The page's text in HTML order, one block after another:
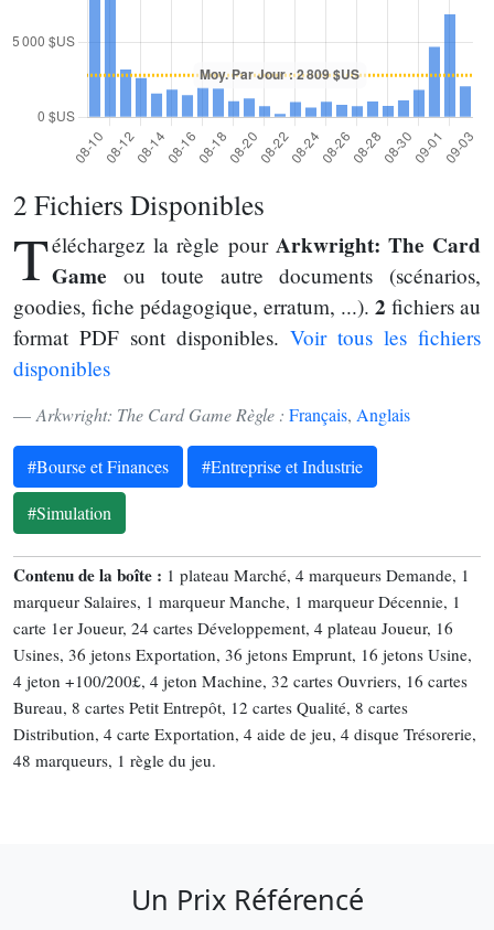
2 Fichiers Disponibles
Téléchargez la règle pour Arkwright: The Card
Game ou toute autre documents (scénarios,
goodies, fiche pédagogique, erratum, ...). 2 fichiers au
format PDF sont disponibles. Voir tous les fichiers
disponibles
Arkwright: The Card Game Règle : Français, Anglais
#Bourse et Finances
#Entreprise et Industrie
#Simulation
Contenu de la boîte : 1 plateau Marché, 4 marqueurs Demande, 1
marqueur Salaires, 1 marqueur Manche, 1 marqueur Décennie, 1
carte 1er Joueur, 24 cartes Développement, 4 plateau Joueur, 16
Usines, 36 jetons Exportation, 36 jetons Emprunt, 16 jetons Usine,
4 jeton +100/200£, 4 jeton Machine, 32 cartes Ouvriers, 16 cartes
Bureau, 8 cartes Petit Entrepôt, 12 cartes Qualité, 8 cartes
Distribution, 4 carte Exportation, 4 aide de jeu, 4 disque Trésorerie,
48 marqueurs, 1 règle du jeu.
Un Prix Référencé